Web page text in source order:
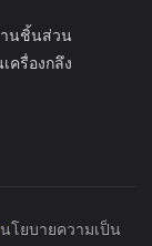
านชิ้นส่วน
ครื่องกลึง
นโยบายความเป็น